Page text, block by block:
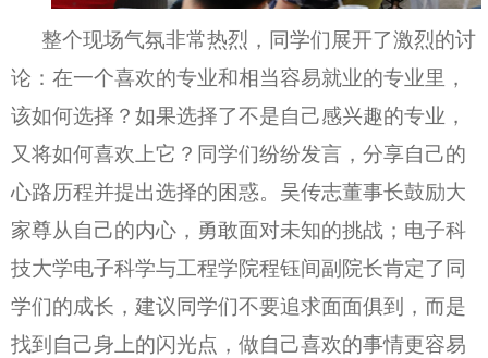
整个现场气氛非常热烈，同学们展开了激烈的讨
论：在一个喜欢的专业和相当容易就业的专业里，
该如何选择？如果选择了不是自己感兴趣的专业，
又将如何喜欢上它？同学们纷纷发言，分享自己的
心路历程并提出选择的困惑。吴传志董事长鼓励大
家尊从自己的内心，勇敢面对未知的挑战；电子科
技大学电子科学与工程学院程钰间副院长肯定了同
学们的成长，建议同学们不要追求面面俱到，而是
找到 自己身上的闪光点，做自己喜欢的事情更容易